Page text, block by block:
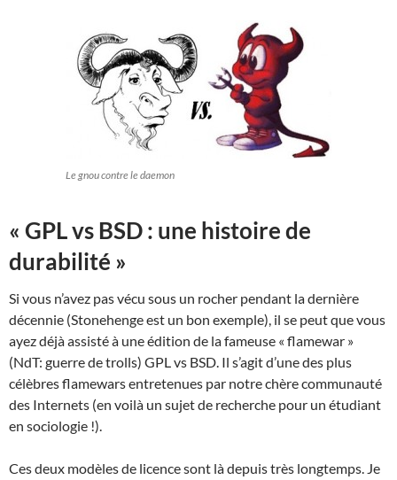
Le gnou contre le daemon
« GPL vs BSD : une histoire de
durabilité »
Si vous n’avez pas vécu sous un rocher pendant la dernière
décennie (Stonehenge est un bon exemple), il se peut que vous
ayez déjà assisté à une édition de la fameuse « flamewar »
(NdT: guerre de trolls) GPL vs BSD. Il s’agit d’une des plus
célèbres flamewars entretenues par notre chère communauté
des Internets (en voilà un sujet de recherche pour un étudiant
en sociologie !).
Ces deux modèles de licence sont là depuis très longtemps. Je